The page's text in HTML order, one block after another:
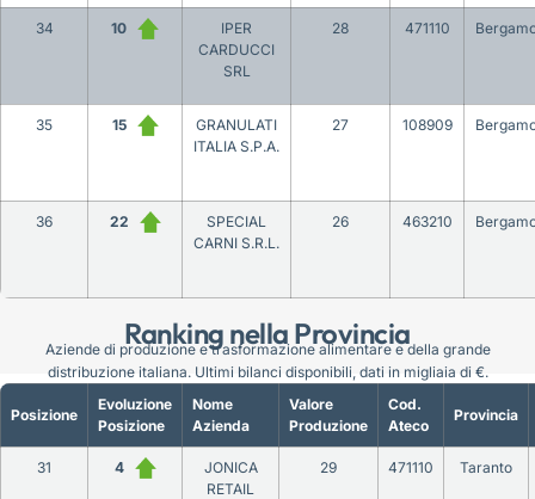
Ranking nella Provincia
34 10
IPER
CARDUCCI
SRL
28 471110
35 15
GRANULATI
ITALIA S.P.A.
27 108909
36 22
SPECIAL
CARNI S.R.L.
26 463210
Posizione
Evoluzione
Posizione
Nome
Azienda
Valore
Produzione
Cod.
Ateco
Provincia
31 4
JONICA
RETAIL
29 471110 Taranto
Aziende di produzione e trasformazione alimentare e della grande
distribuzione italiana. Ultimi bilanci disponibili, dati in migliaia di €.